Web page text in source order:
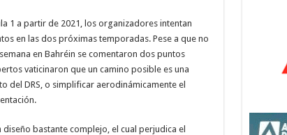
1 a partir de 2021, los organizadores intentan
en las dos próximas temporadas. Pese a que no
en Bahréin se comentaron dos puntos
vaticinaron que un camino posible es una
del DRS, o simplificar aerodinámicamente el
bastante complejo, el cual perjudica el